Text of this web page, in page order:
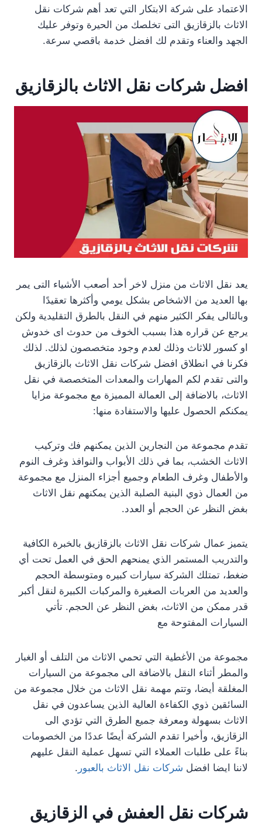
الاعتماد على شركة الابتكار التي تعد أهم شركات نقل
الاثاث بالزقازيق التى تخلصك من الحيرة وتوفر عليك
الجهد والعناء وتقدم لك افضل خدمة باقصي سرعة.
افضل شركات نقل الاثاث بالزقازيق
يعد نقل الاثاث من منزل لاخر أحد أصعب الأشياء التى يمر
بها العديد من الاشخاص بشكل يومي وأكثرها تعقيدًا
وبالتالى يفكر الكثير منهم في النقل بالطرق التقليدية ولكن
يرجع عن قراره هذا بسبب الخوف من حدوث اى خدوش
او كسور للاثاث وذلك لعدم وجود متخصصون لذلك. لذلك
فكرنا في انطلاق افضل شركات نقل الاثاث بالزقازيق
والتى تقدم لكم المهارات والمعدات المتخصصة في نقل
الاثاث، بالاضافة إلى العمالة المميزة مع مجموعة مزايا
يمكنكم الحصول عليها والاستفادة منها:
تقدم مجموعة من النجارين الذين يمكنهم فك وتركيب
الاثاث الخشب، بما في ذلك الأبواب والنوافذ وغرف النوم
والأطفال وغرف الطعام وجميع أجزاء المنزل مع مجموعة
من العمال ذوي البنية الصلبة الذين يمكنهم نقل الاثاث
بغض النظر عن الحجم أو العدد.
يتميز عمال شركات نقل الاثاث بالزقازيق بالخبرة الكافية
والتدريب المستمر الذي يمنحهم الحق في العمل تحت أي
ضغط، تمتلك الشركة سيارات كبيره ومتوسطة الحجم
والعديد من العربات الصغيرة والمركبات الكبيرة لنقل أكبر
قدر ممكن من الاثاث، بغض النظر عن الحجم. تأتي
السيارات المفتوحة مع
مجموعة من الأغطية التي تحمي الاثاث من التلف أو الغبار
والمطر أثناء النقل بالاضافة الى مجموعة من السيارات
المغلقة أيضا، وتتم مهمة نقل الاثاث من خلال مجموعة من
السائقين ذوي الكفاءة العالية الذين يساعدون في نقل
الاثاث بسهولة ومعرفة جميع الطرق التي تؤدي الى
الزقازيق، وأخيرا تقدم الشركة أيضًا عددًا من الخصومات
بناءً على طلبات العملاء التي تسهل عملية النقل عليهم
لاننا ايضا افضل شركات نقل الاثاث بالعبور .
شركات نقل العفش في الزقازيق